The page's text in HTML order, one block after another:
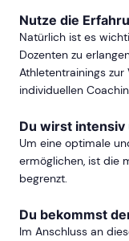
Nutze die
Natürlich ist es
Dozenten zu
Athletentrainings zur
individuellen
Du wirst intensiv
Um eine optimale
ermöglichen, ist die
begrenzt.
Du bekommst
Im Anschluss an